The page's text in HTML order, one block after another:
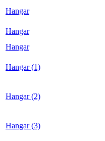
Hangar
Hangar
Hangar
Hangar (1)
Hangar (2)
Hangar (3)